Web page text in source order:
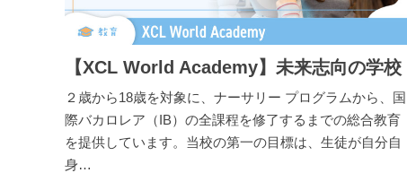
【XCL World Academy】未来志向の学校
２歳から18歳を対象に、ナーサリー プログラムから、国
際バカロレア（IB）の全課程を修了するまでの総合教育
を提供しています。当校の第一の目標は、生徒が自分自
身…